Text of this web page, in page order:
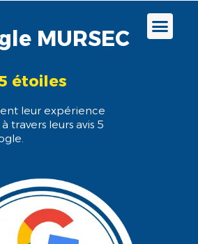
MURSEC –
5 étoiles
MURSEC
étoiles
leur expérience
travers leurs avis 5